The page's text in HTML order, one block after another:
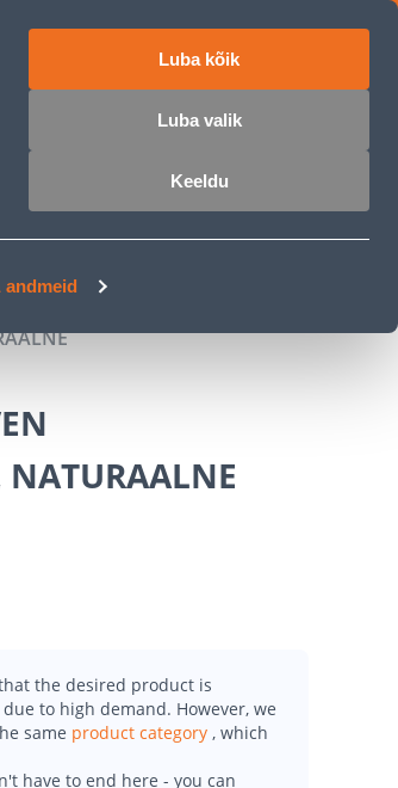
andmeid
Luba kõik
Luba valik
Keeldu
the desired product is
to high demand. However, we
same product category , which
have to end here - you can